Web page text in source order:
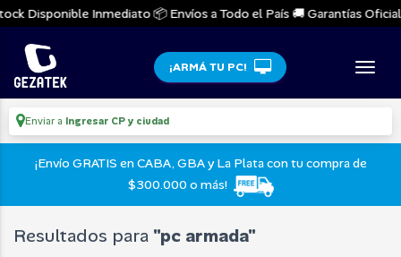
Disponible Inmediato 📦 Envíos a Todo el País 🚚 Garantías
¡ARMÁ TU PC!
Enviar a Ingresar CP y ciudad
¡Envío GRATIS en CABA, GBA y La Plata con tu compra de
$300.000 o más!
Resultados para "pc armada"